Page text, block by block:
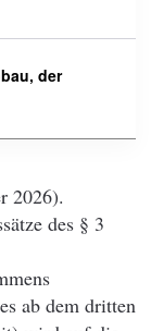
der
2026).
des § 3
ab dem dritten